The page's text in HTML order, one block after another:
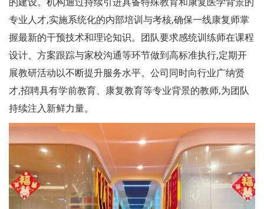
专业人才,实施系统化的内部培训与考核,确保一线康复师掌
握最新的干预技术和理论知识。团队要求感统训练师在课程
设计、方案跟踪与家校沟通等环节做到高标准执行,定期开
展教研活动以不断提升服务水平。公司同时向行业广纳贤
才,招聘具有学前教育、康复教育等专业背景的教师,为团队
持续注入新鲜力量。